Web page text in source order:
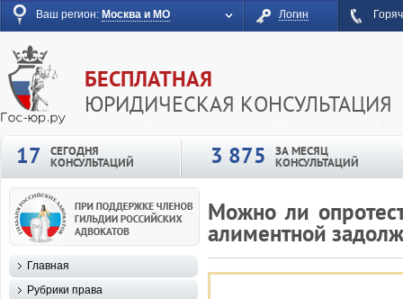
Ваш регион: Москва и МО Логин
БЕСПЛАТНАЯ
ЮРИДИЧЕСКАЯ КОНСУЛЬТАЦИЯ
17
СЕГОДНЯ
КОНСУЛЬТАЦИЙ 3 875 ЗА МЕСЯЦ
КОНСУЛЬТАЦИЙ
Можно ли
алиментной
Главная
Рубрики права